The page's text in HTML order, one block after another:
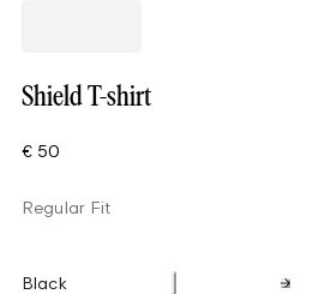
Shield T-shirt
€ 50
Regular Fit
Black